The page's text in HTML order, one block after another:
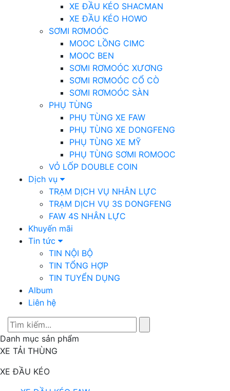
XE ĐẦU KÉO SHACMAN
XE ĐẦU KÉO HOWO
SƠMI RƠMOÓC
MOOC LỒNG CIMC
MOOC BEN
SƠMI RƠMOÓC XƯƠNG
SƠMI RƠMOÓC CỔ CÒ
SƠMI RƠMOÓC SÀN
PHỤ TÙNG
PHỤ TÙNG XE FAW
PHỤ TÙNG XE DONGFENG
PHỤ TÙNG XE MỸ
PHỤ TÙNG SƠMI ROMOOC
VỎ LỐP DOUBLE COIN
Dịch vụ
TRẠM DỊCH VỤ NHÂN LỰC
TRẠM DỊCH VỤ 3S DONGFENG
FAW 4S NHÂN LỰC
Khuyến mãi
Tin tức
TIN NỘI BỘ
TIN TỔNG HỢP
TIN TUYỂN DỤNG
Album
Liên hệ
Danh mục sản phẩm
XE TẢI THÙNG
XE ĐẦU KÉO